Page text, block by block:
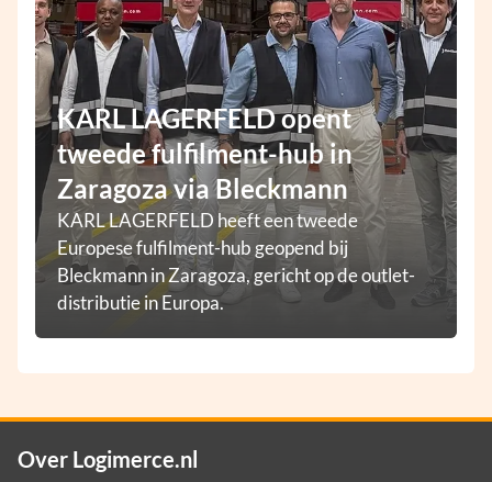
KARL LAGERFELD opent
tweede fulfilment-hub in
Zaragoza via Bleckmann
KARL LAGERFELD heeft een tweede
Europese fulfilment-hub geopend bij
Bleckmann in Zaragoza, gericht op de outlet-
distributie in Europa.
Over Logimerce.nl